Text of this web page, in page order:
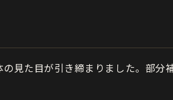
見た目が引き締まりました。部分